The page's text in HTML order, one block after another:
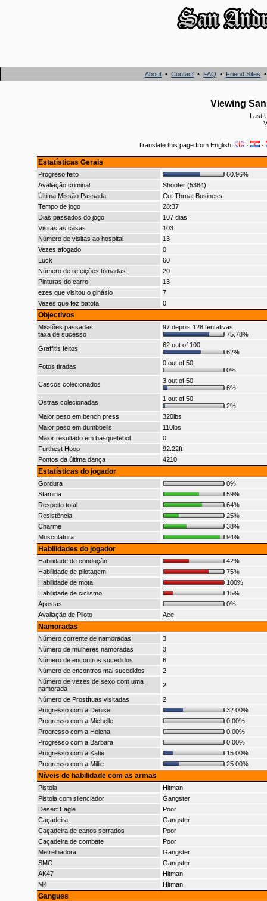
About • Contact • FAQ • Friend Sites
Viewing
Last
Translate this page from English: · ·
Estatísticas Gerais
Progreso feito
60.96%
Avaliação criminal
Shooter (5384)
Última Missão Passada
Cut Throat Business
Tempo de jogo
28:37
Dias passados do jogo
107 dias
Visitas as casas
103
Número de visitas ao hospital
13
Vezes afogado
0
Luck
60
Número de refeições tomadas
20
Pinturas do carro
13
ezes que visitou o ginásio
7
Vezes que fez batota
0
Objectivos
Missões passadas
taxa de sucesso
97 depois 128 tentativas
75.78%
Graffitis feitos
62 out of 100
62%
Fotos tiradas
0 out of 50
0%
Cascos colecionados
3 out of 50
6%
Ostras colecionadas
1 out of 50
2%
Maior peso em bench press
320lbs
Maior peso em dumbbells
110lbs
Maior resultado em basquetebol
0
Furthest Hoop
92.22ft
Pontos da última dança
4210
Estatísticas do jogador
Gordura
0%
Stamina
59%
Respeito total
64%
Resistência
25%
Charme
38%
Musculatura
94%
Habilidades do jogador
Habilidade de condução
42%
Habilidade de pilotagem
75%
Habilidade de mota
100%
Habilidade de ciclismo
15%
Apostas
0%
Avaliação de Piloto
Ace
Namoradas
Número corrente de namoradas
3
Número de mulheres namoradas
3
Número de encontros sucedidos
6
Número de encontros mal sucedidos
2
Número de vezes de sexo com uma
namorada
2
Número de Prostítuas visitadas
2
Progresso com a Denise
32.00%
Progresso com a Michelle
0.00%
Progresso com a Helena
0.00%
Progresso com a Barbara
0.00%
Progresso com a Katie
15.00%
Progresso com a Millie
25.00%
Níveis de habilidade com as armas
Pistola
Hitman
Pistola com silenciador
Gangster
Desert Eagle
Poor
Caçadeira
Gangster
Caçadeira de canos serrados
Poor
Caçadeira de combate
Poor
Metrelhadora
Gangster
SMG
Gangster
AK47
Hitman
M4
Hitman
Gangues